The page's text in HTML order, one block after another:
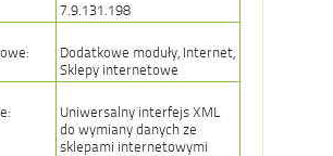
7.9.131.198
Dodatkowe moduły, Internet,
Sklepy internetowe
Uniwersalny interfejs XML
do wymiany danych ze
sklepami internetowymi